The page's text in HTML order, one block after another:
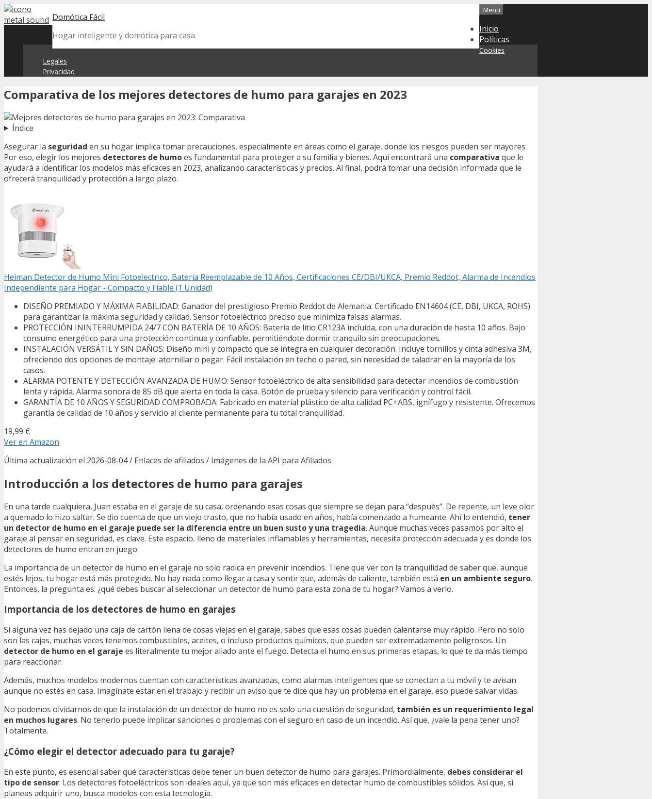
Skip
to
Domótica Fácil
Hogar inteligente y domótica para casa
Menu
Inicio
Políticas
Cookies
Legales
Privacidad
Comparativa de los mejores detectores de humo para garajes en 2023
Índice
Asegurar la seguridad en su hogar implica tomar precauciones, especialmente en áreas como el garaje, donde los riesgos pueden ser mayores.
Por eso, elegir los mejores detectores de humoes fundamental para proteger a su familia y bienes. Aquí encontrará una comparativa que le
ayudará a identificar los modelos más eficaces en 2023, analizando características y precios. Al final, podrá tomar una decisión informada que le
ofrecerá tranquilidad y protección a largo plazo.
Heiman Detector de Humo Mini Fotoelectrico, Batería Reemplazable de 10 Años, Certificaciones CE/DBI/UKCA, Premio Reddot, Alarma de Incendios
Independiente para Hogar - Compacto y Fiable (1 Unidad)
DISEÑO PREMIADO Y MÁXIMA FIABILIDAD: Ganador del prestigioso Premio Reddot de Alemania. Certificado EN14604 (CE, DBI, UKCA, ROHS)
para garantizar la máxima seguridad y calidad. Sensor fotoeléctrico preciso que minimiza falsas alarmas.
PROTECCIÓN ININTERRUMPIDA 24/7 CON BATERÍA DE 10 AÑOS: Batería de litio CR123A incluida, con una duración de hasta 10 años. Bajo
consumo energético para una protección continua y confiable, permitiéndote dormir tranquilo sin preocupaciones.
INSTALACIÓN VERSÁTIL Y SIN DAÑOS: Diseño mini y compacto que se integra en cualquier decoración. Incluye tornillos y cinta adhesiva 3M,
ofreciendo dos opciones de montaje: atornillar o pegar. Fácil instalación en techo o pared, sin necesidad de taladrar en la mayoría de los
casos.
ALARMA POTENTE Y DETECCIÓN AVANZADA DE HUMO: Sensor fotoeléctrico de alta sensibilidad para detectar incendios de combustión
lenta y rápida. Alarma sonora de 85 dB que alerta en toda la casa. Botón de prueba y silencio para verificación y control fácil.
GARANTÍA DE 10 AÑOS Y SEGURIDAD COMPROBADA: Fabricado en material plástico de alta calidad PC+ABS, ignífugo y resistente. Ofrecemos
garantía de calidad de 10 años y servicio al cliente permanente para tu total tranquilidad.
19,99 €
Ver en Amazon
Última actualización el 2026-08-04 / Enlaces de afiliados / Imágenes de la API para Afiliados
Introducción a los detectores de humo para garajes
En una tarde cualquiera, Juan estaba en el garaje de su casa, ordenando esas cosas que siempre se dejan para “después”. De repente, un leve olor
a quemado lo hizo saltar. Se dio cuenta de que un viejo trasto, que no había usado en años, había comenzado a humeante. Ahí lo entendió, tener
un detector de humo en el garaje puede ser la diferencia entre un buen susto y una tragedia. Aunque muchas veces pasamos por alto el
garaje al pensar en seguridad, es clave. Este espacio, lleno de materiales inflamables y herramientas, necesita protección adecuada y es donde los
detectores de humo entran en juego.
La importancia de un detector de humo en el garaje no solo radica en prevenir incendios. Tiene que ver con la tranquilidad de saber que, aunque
estés lejos, tu hogar está más protegido. No hay nada como llegar a casa y sentir que, además de caliente, también está en un ambiente seguro.
Entonces, la pregunta es: ¿qué debes buscar al seleccionar un detector de humo para esta zona de tu hogar? Vamos a verlo.
Importancia de los detectores de humo en garajes
Si alguna vez has dejado una caja de cartón llena de cosas viejas en el garaje, sabes que esas cosas pueden calentarse muy rápido. Pero no solo
son las cajas, muchas veces tenemos combustibles, aceites, o incluso productos químicos, que pueden ser extremadamente peligrosos. Un
detector de humo en el garaje es literalmente tu mejor aliado ante el fuego. Detecta el humo en sus primeras etapas, lo que te da más tiempo
para reaccionar.
Además, muchos modelos modernos cuentan con características avanzadas, como alarmas inteligentes que se conectan a tu móvil y te avisan
aunque no estés en casa. Imagínate estar en el trabajo y recibir un aviso que te dice que hay un problema en el garaje, eso puede salvar vidas.
No podemos olvidarnos de que la instalación de un detector de humo no es solo una cuestión de seguridad, también es un requerimiento legal
en muchos lugares. No tenerlo puede implicar sanciones o problemas con el seguro en caso de un incendio. Así que, ¿vale la pena tener uno?
Totalmente.
¿Cómo elegir el detector adecuado para tu garaje?
En este punto, es esencial saber qué características debe tener un buen detector de humo para garajes. Primordialmente, debes considerar el
tipo de sensor. Los detectores fotoeléctricos son ideales aquí, ya que son más eficaces en detectar humo de combustibles sólidos. Así que, si
planeas adquirir uno, busca modelos con esta tecnología.